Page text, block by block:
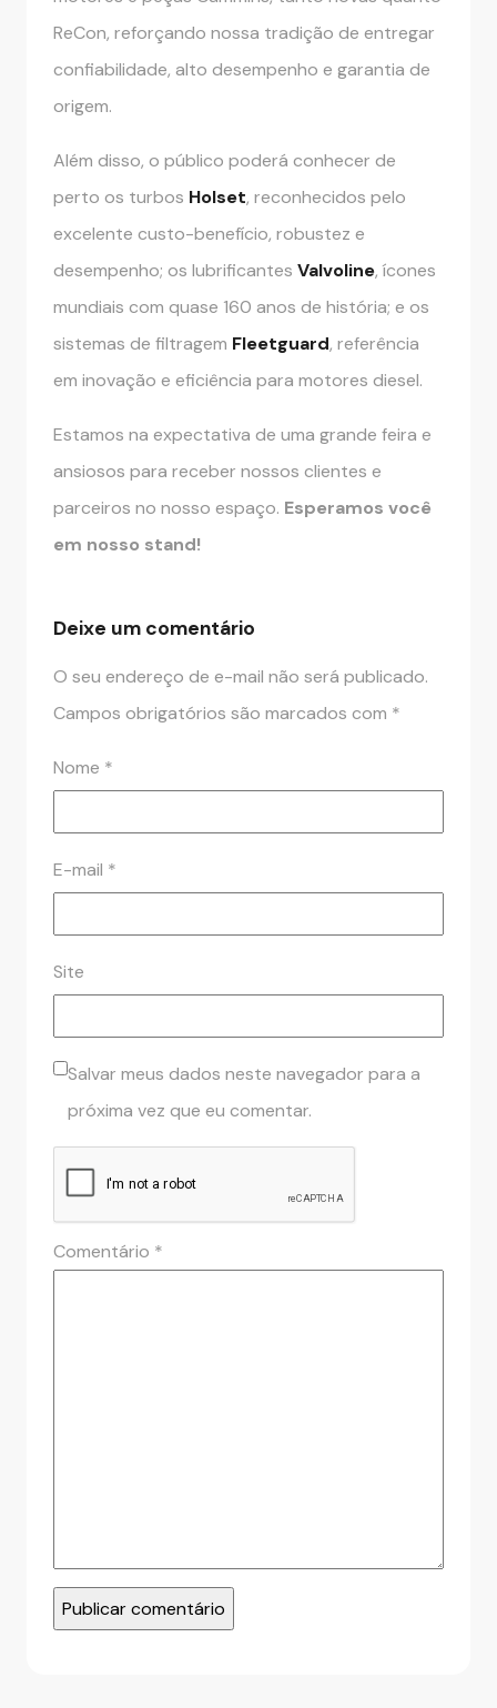
ReCon, reforçando nossa tradição de entregar
confiabilidade, alto desempenho e garantia de
origem.
Além disso, o público poderá conhecer de
perto os turbos Holset, reconhecidos pelo
excelente custo-benefício, robustez e
desempenho; os lubrificantes Valvoline, ícones
mundiais com quase 160 anos de história; e os
sistemas de filtragem Fleetguard, referência
em inovação e eficiência para motores diesel.
Estamos na expectativa de uma grande feira e
ansiosos para receber nossos clientes e
parceiros no nosso espaço. Esperamos você
em nosso stand!
Deixe um comentário
O seu endereço de e-mail não será publicado.
Campos obrigatórios são marcados com *
Nome *
E-mail *
Site
Salvar meus dados neste navegador para a
próxima vez que eu comentar.
Comentário *